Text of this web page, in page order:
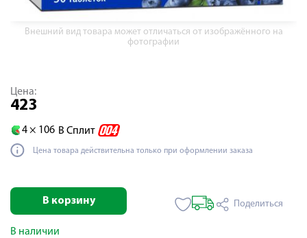
Внешний вид товара может отличаться от изображённого на
фотографии
Цена:
423
4 × 106 В Сплит
Цена товара действительна только при оформлении заказа
В корзину Поделиться
В наличии